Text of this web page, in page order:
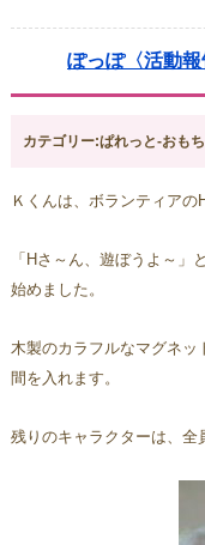
ぽっぽ〈活動報
カテゴリー:ぱれっと-おも
Ｋくんは、ボランティアのH
「 H さ～ん、遊ぼうよ～」
始めました。
木製のカラフルなマグネッ
間を入れます。
残りのキャラクターは、